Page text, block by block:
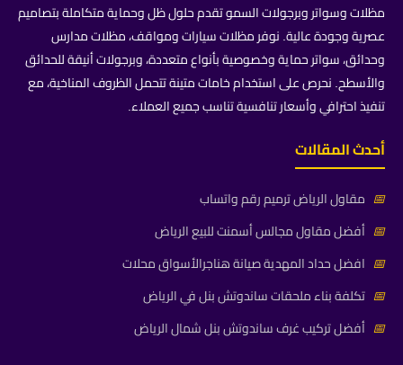
مظلات وسواتر وبرجولات السمو تقدم حلول ظل وحماية متكاملة بتصاميم
عصرية وجودة عالية. نوفر مظلات سيارات ومواقف، مظلات مدارس
وحدائق، سواتر حماية وخصوصية بأنواع متعددة، وبرجولات أنيقة للحدائق
والأسطح. نحرص على استخدام خامات متينة تتحمل الظروف المناخية، مع
تنفيذ احترافي وأسعار تنافسية تناسب جميع العملاء.
أحدث المقالات
📅 مقاول الرياض ترميم رقم واتساب
📅 أفضل مقاول مجالس أسمنت للبيع الرياض
📅 افضل حداد المهدية صيانة هناجرالأسواق محلات
📅 تكلفة بناء ملحقات ساندوتش بنل في الرياض
📅 أفضل تركيب غرف ساندوتش بنل شمال الرياض